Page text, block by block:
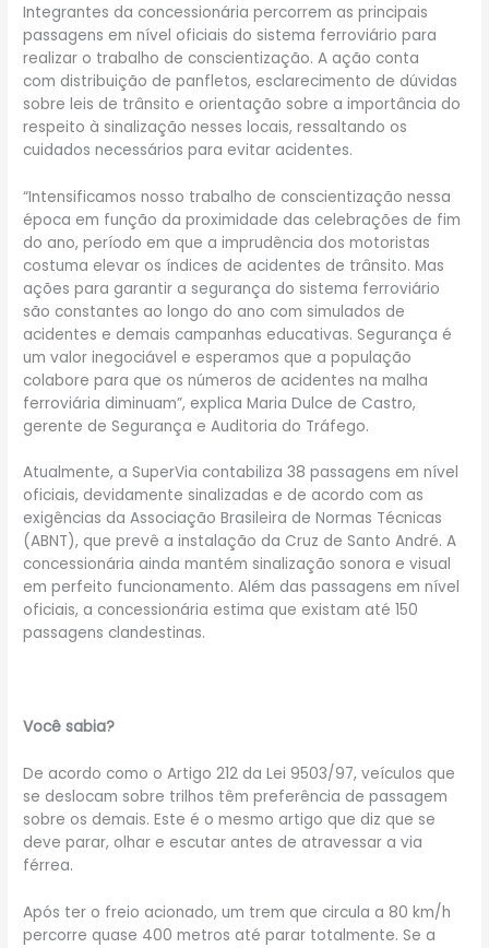
Integrantes da concessionária percorrem as principais
passagens em nível oficiais do sistema ferroviário para
realizar o trabalho de conscientização. A ação conta
com distribuição de panfletos, esclarecimento de dúvidas
sobre leis de trânsito e orientação sobre a importância do
respeito à sinalização nesses locais, ressaltando os
cuidados necessários para evitar acidentes.
“Intensificamos nosso trabalho de conscientização nessa
época em função da proximidade das celebrações de fim
do ano, período em que a imprudência dos motoristas
costuma elevar os índices de acidentes de trânsito. Mas
ações para garantir a segurança do sistema ferroviário
são constantes ao longo do ano com simulados de
acidentes e demais campanhas educativas. Segurança é
um valor inegociável e esperamos que a população
colabore para que os números de acidentes na malha
ferroviária diminuam”, explica Maria Dulce de Castro,
gerente de Segurança e Auditoria do Tráfego.
Atualmente, a SuperVia contabiliza 38 passagens em nível
oficiais, devidamente sinalizadas e de acordo com as
exigências da Associação Brasileira de Normas Técnicas
(ABNT), que prevê a instalação da Cruz de Santo André. A
concessionária ainda mantém sinalização sonora e visual
em perfeito funcionamento. Além das passagens em nível
oficiais, a concessionária estima que existam até 150
passagens clandestinas.
Você sabia?
De acordo como o Artigo 212 da Lei 9503/97, veículos que
se deslocam sobre trilhos têm preferência de passagem
sobre os demais. Este é o mesmo artigo que diz que se
deve parar, olhar e escutar antes de atravessar a via
férrea.
Após ter o freio acionado, um trem que circula a 80 km/h
percorre quase 400 metros até parar totalmente. Se a